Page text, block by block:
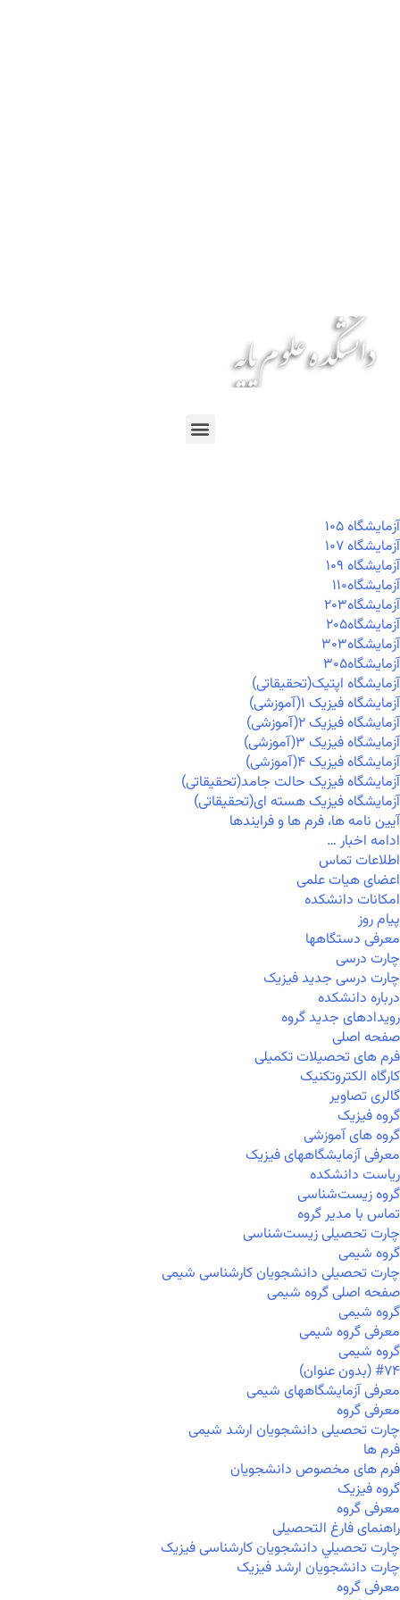
آزمايشگاه ۱۰۵
آزمايشگاه ۱۰۷
آزمايشگاه ۱۰۹
آزمايشگاه۱۱۰
آزمايشگاه۲۰۳
آزمايشگاه۲۰۵
آزمايشگاه۳۰۳
آزمايشگاه۳۰۵
آزمایشگاه اپتیک(تحقیقاتی)
آزمایشگاه فیزیک ۱(آموزشی)
آزمایشگاه فیزیک ۲(آموزشی)
آزمایشگاه فیزیک ۳(آموزشی)
آزمایشگاه فیزیک ۴(آموزشی)
آزمایشگاه فیزیک حالت جامد(تحقیقاتی)
آزمایشگاه فیزیک هسته ای(تحقیقاتی)
آیین نامه ها، فرم ها و فرایندها
ادامه اخبار …
اطلاعات تماس
اعضای هیات علمی
امکانات دانشکده
پیام روز
معرفی دستگاهها
چارت درسی
چارت درسی جدید فیزیک
درباره دانشکده
رویدادهای جدید گروه
صفحه اصلی
فرم های تحصیلات تکمیلی
کارگاه الکتروتکنیک
گالری تصاویر
گروه فیزیک
گروه های آموزشی
معرفی آزمایشگاههای فیزیک
ریاست دانشکده
گروه زیست‌شناسی
تماس با مدیر گروه
چارت تحصیلی زیست‌شناسی
گروه شیمی
چارت تحصیلی دانشجویان کارشناسی شیمی
صفحه اصلی گروه شیمی
گروه شیمی
معرفی گروه شیمی
گروه شیمی
#۷۴ (بدون عنوان)
معرفی آزمایشگاههای شیمی
معرفی گروه
چارت تحصیلی دانشجویان ارشد شیمی
فرم ها
فرم های مخصوص دانشجویان
گروه فیزیک
معرفی گروه
راهنمای فارغ التحصیلی
چارت تحصيلي دانشجویان کارشناسی فیزیک
چارت دانشجویان ارشد فیزیک
معرفی گروه